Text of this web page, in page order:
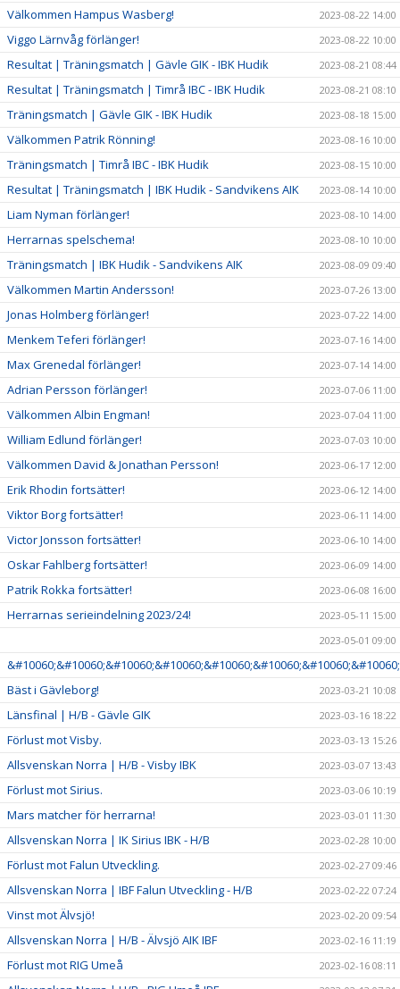
Välkommen Hampus Wasberg! 2023-08-22 14:00
Viggo Lärnvåg förlänger! 2023-08-22 10:00
Resultat | Träningsmatch | Gävle GIK - IBK Hudik 2023-08-21 08:44
Resultat | Träningsmatch | Timrå IBC - IBK Hudik 2023-08-21 08:10
Träningsmatch | Gävle GIK - IBK Hudik 2023-08-18 15:00
Välkommen Patrik Rönning! 2023-08-16 10:00
Träningsmatch | Timrå IBC - IBK Hudik 2023-08-15 10:00
Resultat | Träningsmatch | IBK Hudik - Sandvikens AIK 2023-08-14 10:00
Liam Nyman förlänger! 2023-08-10 14:00
Herrarnas spelschema! 2023-08-10 10:00
Träningsmatch | IBK Hudik - Sandvikens AIK 2023-08-09 09:40
Välkommen Martin Andersson! 2023-07-26 13:00
Jonas Holmberg förlänger! 2023-07-22 14:00
Menkem Teferi förlänger! 2023-07-16 14:00
Max Grenedal förlänger! 2023-07-14 14:00
Adrian Persson förlänger! 2023-07-06 11:00
Välkommen Albin Engman! 2023-07-04 11:00
William Edlund förlänger! 2023-07-03 10:00
Välkommen David & Jonathan Persson! 2023-06-17 12:00
Erik Rhodin fortsätter! 2023-06-12 14:00
Viktor Borg fortsätter! 2023-06-11 14:00
Victor Jonsson fortsätter! 2023-06-10 14:00
Oskar Fahlberg fortsätter! 2023-06-09 14:00
Patrik Rokka fortsätter! 2023-06-08 16:00
Herrarnas serieindelning 2023/24!
2023-05-11 15:00
2023-05-01 09:00
Bäst i Gävleborg!
2023-03-21 10:08
Länsfinal | H/B - Gävle GIK 2023-03-16 18:22
Förlust mot Visby. 2023-03-13 15:26
Allsvenskan Norra | H/B - Visby IBK 2023-03-07 13:43
Förlust mot Sirius. 2023-03-06 10:19
Mars matcher för herrarna! 2023-03-01 11:30
Allsvenskan Norra | IK Sirius IBK - H/B 2023-02-28 10:00
Förlust mot Falun Utveckling. 2023-02-27 09:46
Allsvenskan Norra | IBF Falun Utveckling - H/B 2023-02-22 07:24
Vinst mot Älvsjö! 2023-02-20 09:54
Allsvenskan Norra | H/B - Älvsjö AIK IBF 2023-02-16 11:19
Förlust mot RIG Umeå 2023-02-16 08:11